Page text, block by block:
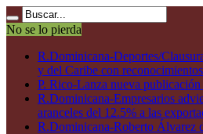
No se lo pierda
R.Dominicana-Deportes/
y del Caribe con
P. Rico-Lanza nueva
R.Dominicana-Empresarios
aranceles del 12.5% a las
R.Dominicana-Roberto Álvarez